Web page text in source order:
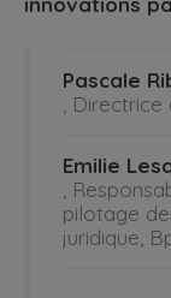
Pascale
,
Emilie
,
pilotage
juridique,